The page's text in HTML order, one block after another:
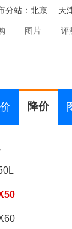
分站： 北京 天
图片 评
降价